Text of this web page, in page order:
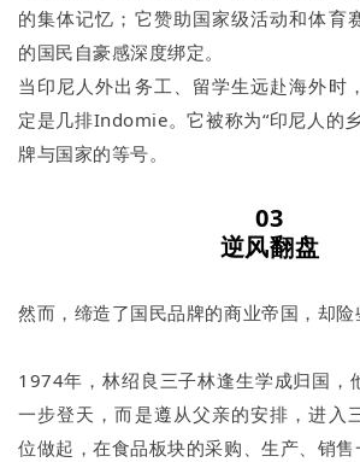
的集体记忆；它赞助国家级活动和体育
的国民自豪感深度绑定。
当印尼人外出务工、留学生远赴海外时
定是几排Indomie。它被称为“印尼人的
牌与国家的等号。
03
逆风翻盘
然而，缔造了国民品牌的商业帝国，却险
1974年，林绍良三子林逢生学成归国，
一步登天，而是遵从父亲的安排，进入
位做起，在食品板块的采购、生产、销售